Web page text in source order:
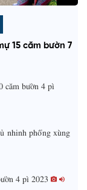
15 căm bườn 7
căm bườn 4 pì
nhinh phổng xùng
4 pì 2023